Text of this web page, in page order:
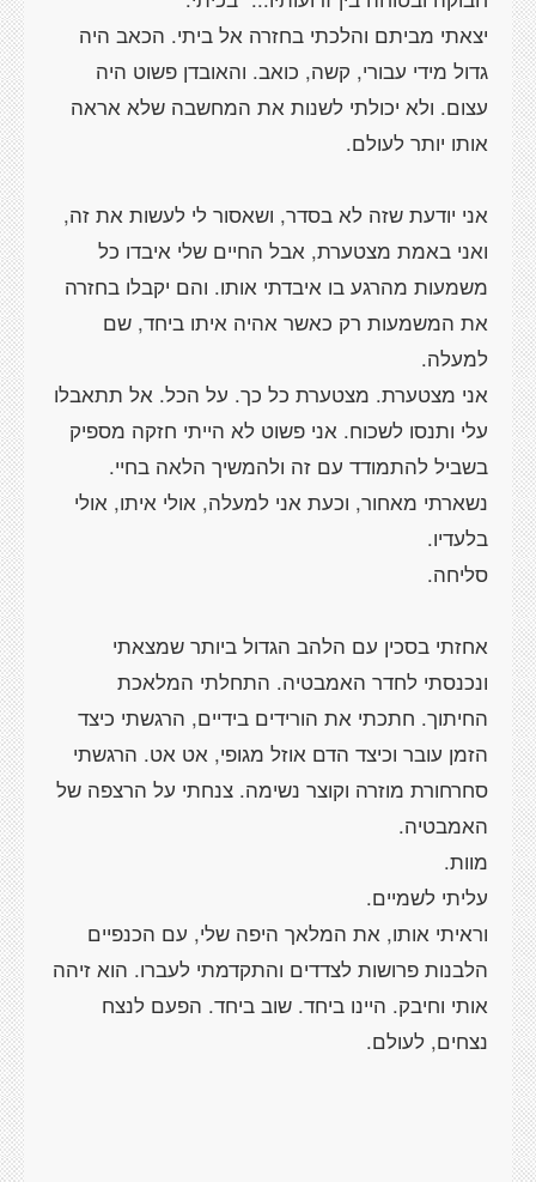
יצאתי מביתם והלכתי בחזרה אל ביתי. הכאב היה
גדול מידי עבורי, קשה, כואב. והאובדן פשוט היה
עצום. ולא יכולתי לשנות את המחשבה שלא אראה
אני יודעת שזה לא בסדר, ושאסור לי לעשות את זה,
ואני באמת מצטערת, אבל החיים שלי איבדו כל
משמעות מהרגע בו איבדתי אותו. והם יקבלו בחזרה
את המשמעות רק כאשר אהיה איתו ביחד, שם
אני מצטערת. מצטערת כל כך. על הכל. אל תתאבלו
עלי ותנסו לשכוח. אני פשוט לא הייתי חזקה מספיק
בשביל להתמודד עם זה ולהמשיך הלאה בחיי.
נשארתי מאחור, וכעת אני למעלה, אולי איתו, אולי
אחזתי בסכין עם הלהב הגדול ביותר שמצאתי
ונכנסתי לחדר האמבטיה. התחלתי המלאכת
החיתוך. חתכתי את הורידים בידיים, הרגשתי כיצד
הזמן עובר וכיצד הדם אוזל מגופי, אט אט. הרגשתי
סחרחורת מוזרה וקוצר נשימה. צנחתי על הרצפה של
וראיתי אותו, את המלאך היפה שלי, עם הכנפיים
הלבנות פרושות לצדדים והתקדמתי לעברו. הוא זיהה
אותי וחיבק. היינו ביחד. שוב ביחד. הפעם לנצח